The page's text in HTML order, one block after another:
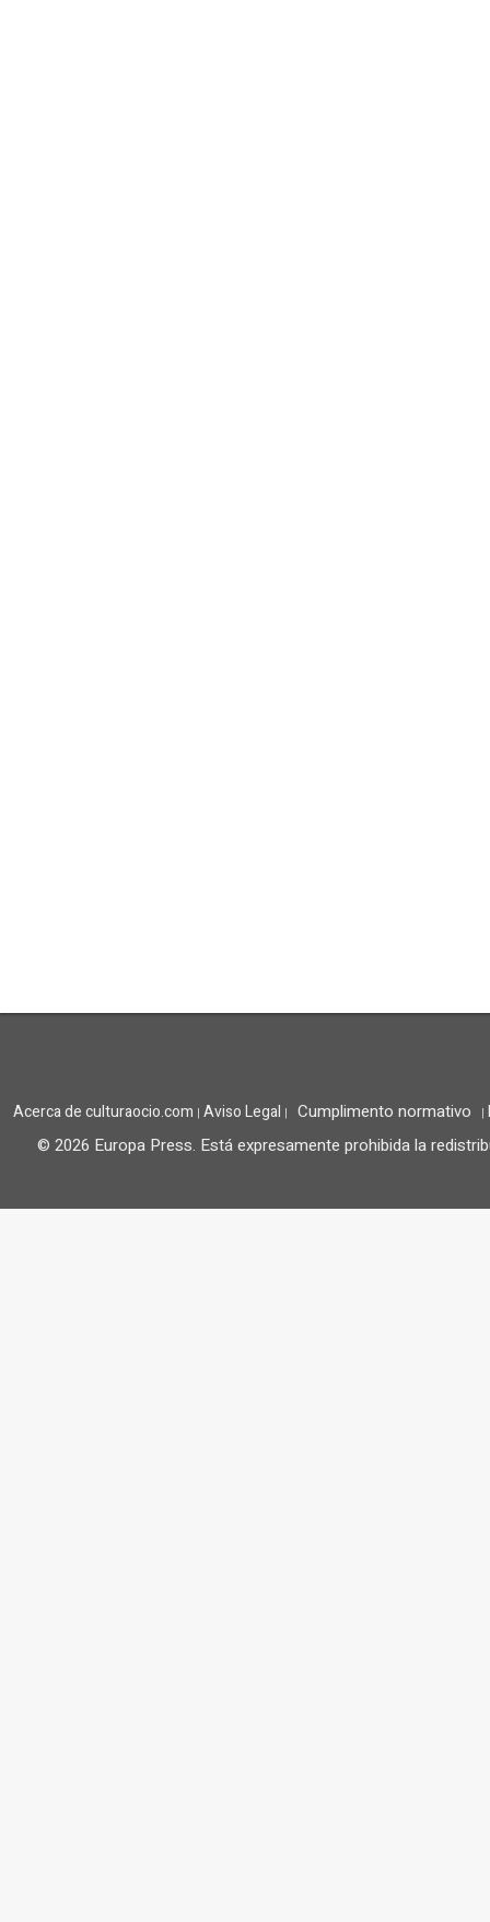
Acerca de culturaocio.com | Aviso Legal | Cumplimento normativo |
© 2026 Europa Press. Está expresamente prohibida la